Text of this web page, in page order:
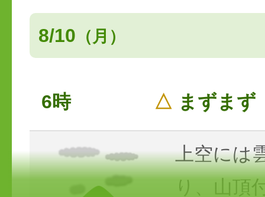
8/10 （月）
6時 △ まずまず
上空には
り、山頂